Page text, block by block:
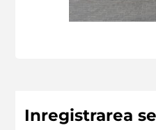
Inregistrarea